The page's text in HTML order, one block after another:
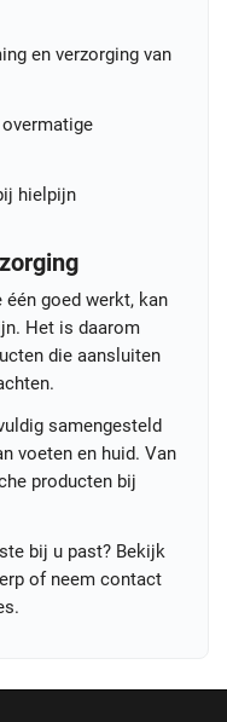
en verzorging van
hielpijn
één goed werkt, kan
Het is daarom
die aansluiten
samengesteld
voeten en huid. Van
producten bij
bij u past? Bekijk
of neem contact